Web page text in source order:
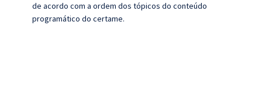
de acordo com a ordem dos tópicos do conteúdo
programático do certame.